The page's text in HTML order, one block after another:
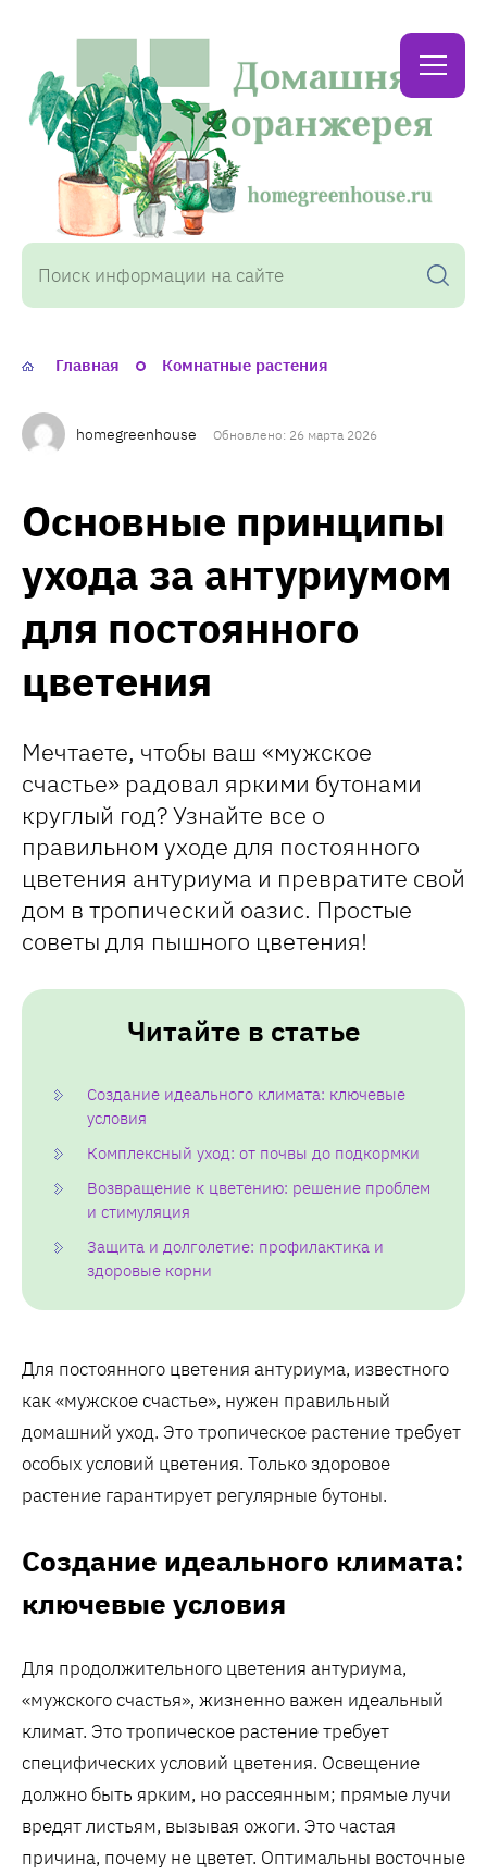
Домашняя
оранжерея
Главная Комнатные растения
homegreenhouse Обновлено: 26 марта 2026
Основные принципы
ухода за антуриумом
для постоянного
цветения
Мечтаете, чтобы ваш «мужское
счастье» радовал яркими бутонами
круглый год? Узнайте все о
правильном уходе для постоянного
цветения антуриума и превратите свой
дом в тропический оазис. Простые
советы для пышного цветения!
Читайте в статье
Создание идеального климата: ключевые
условия
Комплексный уход: от почвы до подкормки
Возвращение к цветению: решение проблем
и стимуляция
Защита и долголетие: профилактика и
здоровые корни
Для постоянного цветения антуриума, известного
как «мужское счастье», нужен правильный
домашний уход. Это тропическое растение требует
особых условий цветения. Только здоровое
растение гарантирует регулярные бутоны.
Создание идеального климата:
ключевые условия
Для продолжительного цветения антуриума,
«мужского счастья», жизненно важен идеальный
климат. Это тропическое растение требует
специфических условий цветения. Освещение
должно быть ярким, но рассеянным; прямые лучи
вредят листьям, вызывая ожоги. Это частая
причина, почему не цветет. Оптимальны восточные